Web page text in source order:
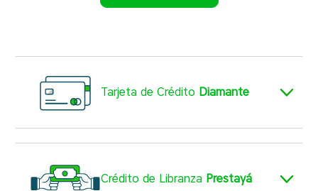
Tarjeta de Crédito Diamante
Crédito de Libranza Prestayá